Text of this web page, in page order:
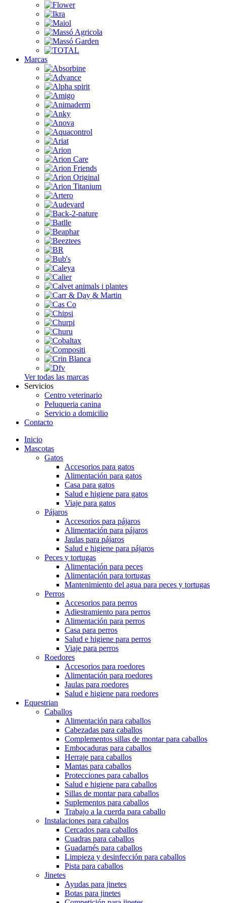
Marcas
Ver todas las marcas
Servicios
Centro veterinario
Peluqueria canina
Servicio a domicilio
Contacto
Inicio
Mascotas
Gatos
Accesorios para gatos
Alimentación para gatos
Casa para gatos
Salud e higiene para gatos
Viaje para gatos
Pájaros
Accesorios para pájaros
Alimentación para pájaros
Jaulas para pájaros
Salud e higiene para pájaros
Peces y tortugas
Alimentación para peces
Alimentación para tortugas
Mantenimiento del agua para peces y tortugas
Perros
Accesorios para perros
Adiestramiento para perros
Alimentación para perros
Casa para perros
Salud e higiene para perros
Viaje para perros
Roedores
Accesorios para roedores
Alimentación para roedores
Jaulas para roedores
Salud e higiene para roedores
Equestrian
Caballos
Alimentación para caballos
Cabezadas para caballos
Complementos sillas de montar para caballos
Embocaduras para caballos
Herraje para caballos
Mantas para caballos
Protecciones para caballos
Salud e higiene para caballos
Sillas de montar para caballos
Suplementos para caballos
Trabajo a la cuerda para caballo
Instalaciones para caballos
Cercados para caballos
Cuadras para caballos
Guadarnés para caballos
Limpieza y desinfección para caballos
Pista para caballos
Jinetes
Ayudas para jinetes
Botas para jinetes